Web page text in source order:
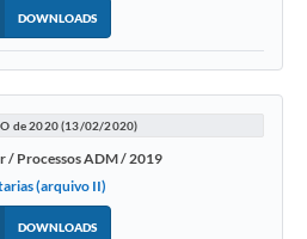
DOWNLOADS
de 2020 (13/02/2020)
/ Processos ADM / 2019
(arquivo II)
DOWNLOADS